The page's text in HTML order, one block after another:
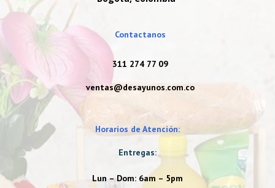
Contactanos
311 274 77 09
ventas@desayunos.com.co
Horarios de Atención:
Entregas:
Lun – Dom: 6am – 5pm